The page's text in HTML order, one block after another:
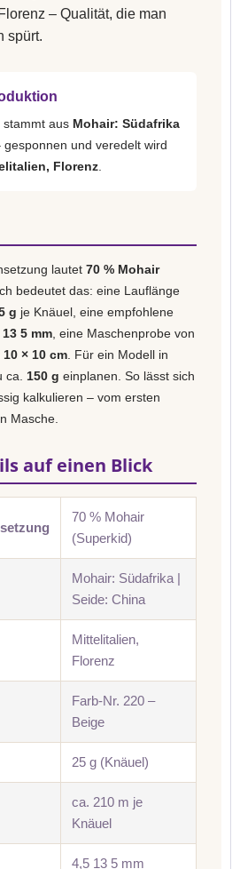
– Qualität, die man
spürt.
stammt aus Mohair: Südafrika
gesponnen und veredelt wird
Florenz
lautet 70 % Mohair
bedeutet das: eine Lauflänge
g je Knäuel, eine empfohlene
13 5 mm , eine Maschenprobe von
× 10 cm . Für ein Modell in
ca. 150 g einplanen. So lässt sich
kalkulieren – vom ersten
Masche.
auf einen Blick
70 % Mohair
(Superkid)
Mohair: Südafrika |
Seide: China
Mittelitalien,
Florenz
Farb-Nr. 220 –
Beige
25 g (Knäuel)
ca. 210 m je
Knäuel
4,5 13 5 mm